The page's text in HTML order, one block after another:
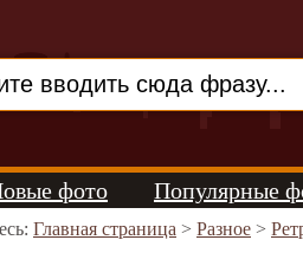
фото Популярные
Главная страница > Разное >